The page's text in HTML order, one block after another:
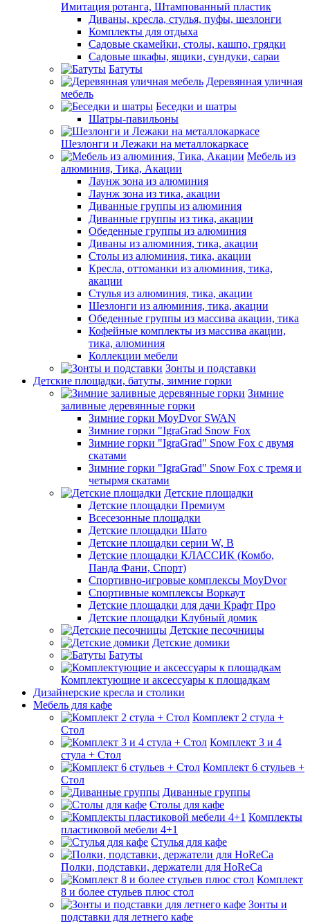
Имитация ротанга, Штампованный пластик
Диваны, кресла, стулья, пуфы, шезлонги
Комплекты для отдыха
Садовые скамейки, столы, кашпо, грядки
Садовые шкафы, ящики, сундуки, сараи
Батуты
Деревянная уличная
мебель
Беседки и шатры
Шатры-павильоны
Шезлонги и Лежаки на металлокаркасе
Мебель из
алюминия, Тика, Акации
Лаунж зона из алюминия
Лаунж зона из тика, акации
Диванные группы из алюминия
Диванные группы из тика, акации
Обеденные группы из алюминия
Диваны из алюминия, тика, акации
Столы из алюминия, тика, акации
Кресла, оттоманки из алюминия, тика,
акации
Стулья из алюминия, тика, акации
Шезлонги из алюминия, тика, акации
Обеденные группы из массива акации, тика
Кофейные комплекты из массива акации,
тика, алюминия
Коллекции мебели
Зонты и подставки
Детские площадки, батуты, зимние горки
Зимние
заливные деревянные горки
Зимние горки MoyDvor SWAN
Зимние горки "IgraGrad Snow Fox
Зимние горки "IgraGrad" Snow Fox с двумя
скатами
Зимние горки "IgraGrad" Snow Fox с тремя и
четырмя скатами
Детские площадки
Детские площадки Премиум
Всесезонные площадки
Детские площадки Шато
Детские площадки серии W, В
Детские площадки КЛАССИК (Комбо,
Панда Фани, Спорт)
Спортивно-игровые комплексы MoyDvor
Спортивные комплексы Воркаут
Детские площадки для дачи Крафт Про
Детские площадки Клубный домик
Детские песочницы
Детские домики
Батуты
Комплектующие и аксессуары к площадкам
Дизайнерские кресла и столики
Мебель для кафе
Комплект 2 стула +
Стол
Комплект 3 и 4
стула + Стол
Комплект 6 стульев +
Стол
Диванные группы
Столы для кафе
Комплекты
пластиковой мебели 4+1
Стулья для кафе
Полки, подставки, держатели для HoReCa
Комплект
8 и более стульев плюс стол
Зонты и
подставки для летнего кафе